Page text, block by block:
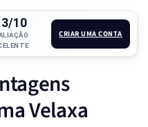
10
CRIAR UMA CONTA
Velaxa